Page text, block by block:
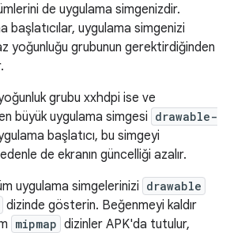
de uygulama simgenizdir.
başlatıcılar, uygulama simgenizi
yoğunluğu grubunun gerektirdiğinden
grubu xxhdpi ise ve
büyük uygulama simgesi drawable-
başlatıcı, bu simgeyi
de ekranın güncelliği azalır.
uygulama simgelerinizi drawable
dizinde gösterin. Beğenmeyi kaldır
mipmap dizinler APK'da tutulur,